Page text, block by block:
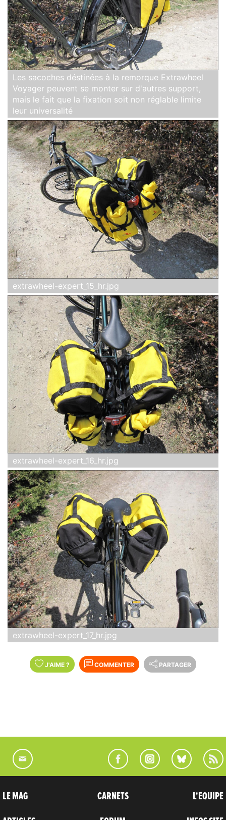
Les sacoches déstinées à la remorque Extrawheel
Voyager peuvent se monter sur d'autres support,
mais le fait que la fixation soit non réglable limite
leur universalité
extrawheel-expert_15_hr.jpg
extrawheel-expert_16_hr.jpg
extrawheel-expert_17_hr.jpg
J'AIME ? COMMENTER PARTAGER
LE MAG CARNETS L'EQUIPE